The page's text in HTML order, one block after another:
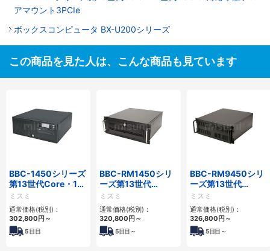
アマウント3PCIe
ボックスコンピュータ BX-U200シリーズ
この商品を見た人は、こんな商品も見ています
BBC-1450シリーズ
第13世代Core・12
世代Celeron対応小
型フロアマウント
4PCIe
ミスミ
通常価格(税別)：
302,800円～
5日目
BBC-RM1450シリ
ーズ第13世代
Core・12世代
Celeron対応ラック
マウント4PCIe
ミスミ
通常価格(税別)：
320,800円～
5日目～
BBC-RM9450シリ
ーズ第13世代
Core・12世代
Celeron対応ラック
マウント4PCIe
ミスミ
通常価格(税別)：
326,800円～
5日目～